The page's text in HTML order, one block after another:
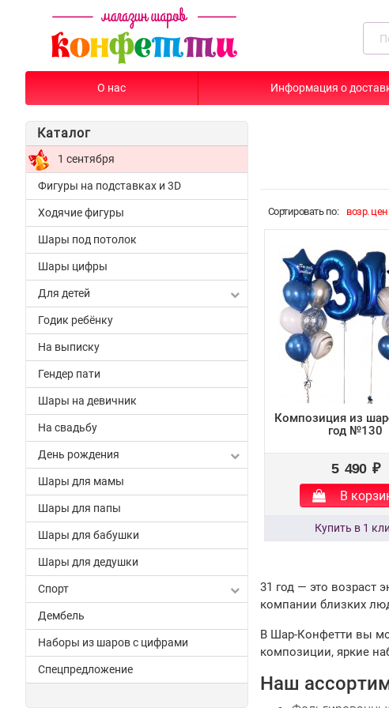
О нас Информация о
Каталог
1 сентября
Фигуры на подставках и 3D
Ходячие фигуры
Шары под потолок
Шары цифры
Для детей
Годик ребёнку
На выписку
Гендер пати
Шары на девичник
На свадьбу
День рождения
Шары для мамы
Шары для папы
Шары для бабушки
Шары для дедушки
Спорт
Дембель
Наборы из шаров с цифрами
Спецпредложение
Cортировать по: возр.
Композиция из
год №130
5 490 ₽
В
31 год — это возраст
компании близких
В Шар-Конфетти вы
композиции, яркие
Наш